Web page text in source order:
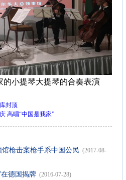
的小提琴大提琴的合奏表演
封顶
高唱“中国是我家”
枪击案枪手系中国公民 (2017-08-
德国揭牌 (2016-07-28)